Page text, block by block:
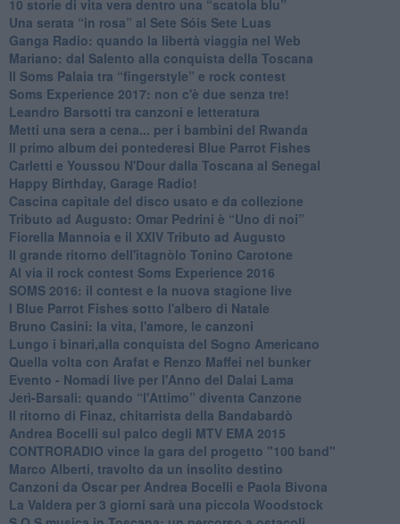
​10 storie di vita vera dentro una “scatola blu”
​Una serata “in rosa” al Sete Sóis Sete Luas
Ganga Radio: quando la libertà viaggia nel Web
Mariano: dal Salento alla conquista della Toscana
​Il Soms Palaia tra “fingerstyle” e rock contest
Soms Experience 2017: non c'è due senza tre!
​Leandro Barsotti tra canzoni e letteratura
​Metti una sera a cena... per i bambini del Rwanda
​Il primo album dei pontederesi Blue Parrot Fishes
Carletti e Youssou N'Dour dalla Toscana al Senegal
Happy Birthday, Garage Radio!
​Cascina capitale del disco usato e da collezione
Tributo ad Augusto: Omar Pedrini è “Uno di noi”
​Fiorella Mannoia e il XXIV Tributo ad Augusto
Il grande ritorno dell'itagnòlo Tonino Carotone
​Al via il rock contest Soms Experience 2016
​SOMS 2016: il contest e la nuova stagione live
I Blue Parrot Fishes sotto l'albero di Natale
Bruno Casini: la vita, l'amore, le canzoni
​Lungo i binari,alla conquista del Sogno Americano
​Quella volta con Arafat e Renzo Maffei nel bunker
​Evento - Nomadi live per l'Anno del Dalai Lama
Jerì-Barsali: quando “l'Attimo” diventa Canzone
Il ritorno di Finaz, chitarrista della Bandabardò
Andrea Bocelli sul palco degli MTV EMA 2015
CONTRORADIO vince la gara del progetto "100 band"
Marco Alberti, travolto da un insolito destino
Canzoni da Oscar per Andrea Bocelli e Paola Bivona
La Valdera per 3 giorni sarà una piccola Woodstock